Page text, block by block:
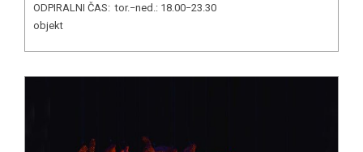
ODPIRALNI ČAS: tor.−ned.: 18.00−23.30
objekt